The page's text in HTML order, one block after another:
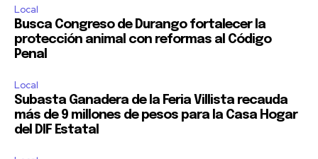
Local
Busca Congreso de Durango fortalecer la
protección animal con reformas al Código
Penal
Local
Subasta Ganadera de la Feria Villista recauda
más de 9 millones de pesos para la Casa Hogar
del DIF Estatal